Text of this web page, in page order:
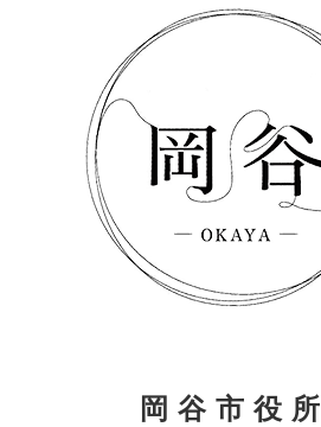
岡谷市役